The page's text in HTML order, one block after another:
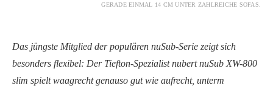
GERADE EINMAL 14 CM UNTER ZAHLREICHE SOFAS.
Das jüngste Mitglied der populären nuSub-Serie zeigt sich
besonders flexibel: Der Tiefton-Spezialist nubert nuSub XW-800
slim spielt waagrecht genauso gut wie aufrecht, unterm